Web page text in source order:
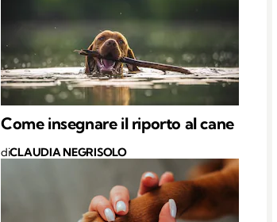
Come insegnare il riporto al cane
diCLAUDIA NEGRISOLO